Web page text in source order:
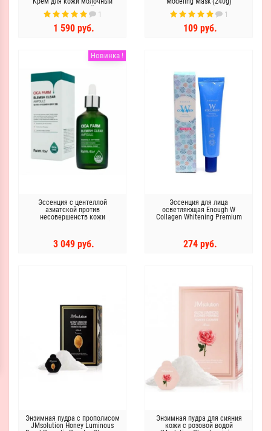
увлажняющий
1
1 590 руб.
1
109 руб.
Новинка !
Эссенция с центеллой
азиатской против
несовершенств кожи
FARMSTAY Cica Farm Blemish
3 049 руб.
Эссенция для лица
осветляющая Enough W
Collagen Whitening Premium
274 руб.
Энзимная пудра с прополисом
JMsolution Honey Luminous
Энзимная пудра для сияния
кожи с розовой водой